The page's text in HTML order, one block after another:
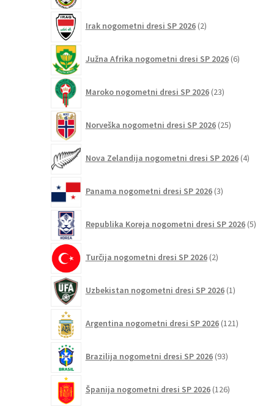
Irak nogometni dresi SP 2026 2izdelka
Južna Afrika nogometni dresi SP 2026 6izdelkov
Maroko nogometni dresi SP 2026 23izdelkov
Norveška nogometni dresi SP 2026 25izdelkov
Nova Zelandija nogometni dresi SP 2026 4izdelki
Panama nogometni dresi SP 2026 3izdelki
Republika Koreja nogometni dresi SP 2026 5
Turčija nogometni dresi SP 2026 2izdelka
Uzbekistan nogometni dresi SP 2026 1izdelek
Argentina nogometni dresi SP 2026 121izdelkov
Brazilija nogometni dresi SP 2026 93izdelkov
Španija nogometni dresi SP 2026 126izdelkov